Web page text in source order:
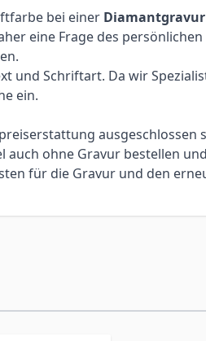
bei einer Diamantgravur
eine Frage des persönlichen
und Schriftart. Da wir
ein.
ausgeschlossen
ohne Gravur bestellen
für die Gravur und den